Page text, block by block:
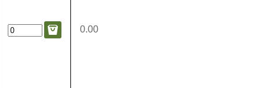
0.00